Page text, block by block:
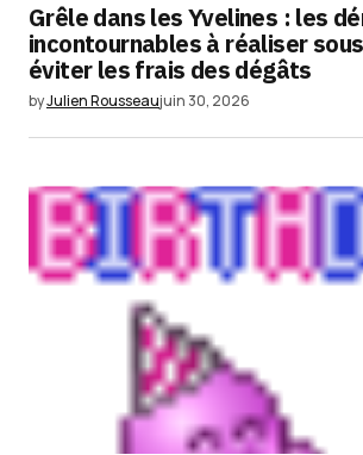
Grêle dans les Yvelines : les
incontournables à réaliser
éviter les frais des dégâts
byJulien Rousseaujuin 30, 2026